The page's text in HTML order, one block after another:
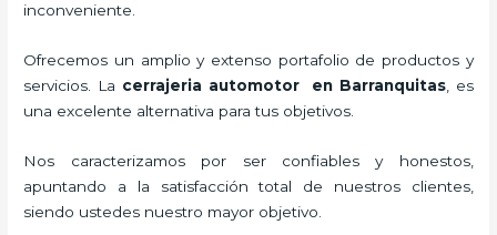
inconveniente.
Ofrecemos un amplio y extenso portafolio de productos y
servicios. La cerrajeria automotor en Barranquitas , es
una excelente alternativa para tus objetivos.
Nos caracterizamos por ser confiables y honestos,
apuntando a la satisfacción total de nuestros clientes,
siendo ustedes nuestro mayor objetivo.